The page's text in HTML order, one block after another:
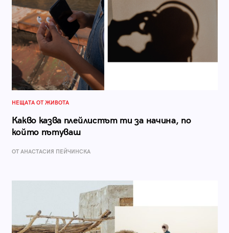
НЕЩАТА ОТ ЖИВОТА
Какво казва плейлистът ти за начина, по
който пътуваш
ОТ AНАСТАСИЯ ПЕЙЧИНСКА